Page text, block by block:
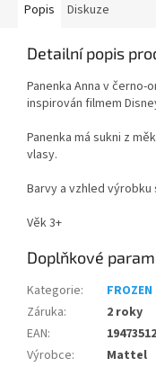
Popis Diskuze
Detailní popis
Panenka Anna v
inspirován filmem
Panenka má sukni z
vlasy.
Barvy a vzhled výrobku
Věk 3+
Doplňkové
Kategorie:
Záruka:
2 roky
EAN:
Výrobce:
Mattel